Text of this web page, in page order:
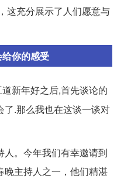
这充分展示了人们愿意与
你的感受
新年好之后,首先谈论的
.那么我也在这谈一谈对
。今年我们有幸邀请到
晚主持人之一，他们精湛